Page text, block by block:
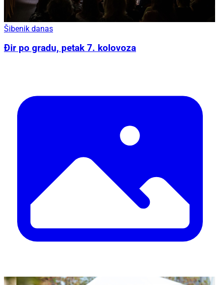
Šibenik danas
Đir po gradu, petak 7. kolovoza